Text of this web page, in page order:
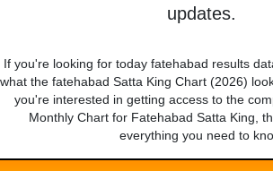
updates.
If you're looking for today fatehabad results
what the fatehabad Satta King Chart (2026)
you're interested in getting access to the
Monthly Chart for Fatehabad Satta King,
everything you need to